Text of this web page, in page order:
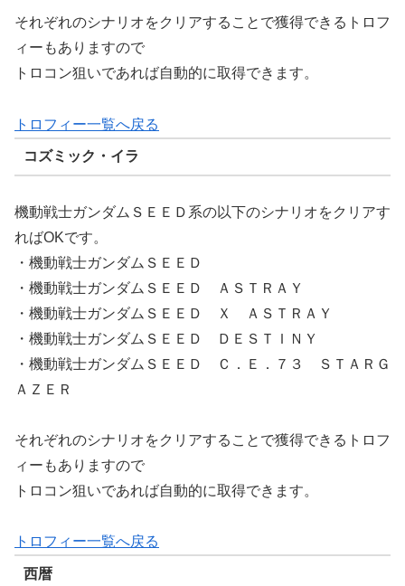
それぞれのシナリオをクリアすることで獲得できるトロフ
ィーもありますので
トロコン狙いであれば自動的に取得できます。
トロフィー一覧へ戻る
コズミック・イラ
機動戦士ガンダムＳＥＥＤ系の以下のシナリオをクリアす
ればOKです。
・機動戦士ガンダムＳＥＥＤ
・機動戦士ガンダムＳＥＥＤ ＡＳＴＲＡＹ
・機動戦士ガンダムＳＥＥＤ Ｘ ＡＳＴＲＡＹ
・機動戦士ガンダムＳＥＥＤ ＤＥＳＴＩＮＹ
・機動戦士ガンダムＳＥＥＤ Ｃ．Ｅ．７３ ＳＴＡＲＧ
ＡＺＥＲ
それぞれのシナリオをクリアすることで獲得できるトロフ
ィーもありますので
トロコン狙いであれば自動的に取得できます。
トロフィー一覧へ戻る
西暦